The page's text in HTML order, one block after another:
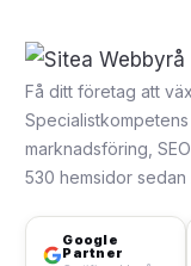
Få ditt företag att
marknadsföring,
530 hemsidor sedan
Google
Partner